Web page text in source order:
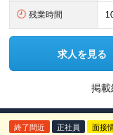
残業時間
求人を見る
掲載
終了間近 正社員 面接